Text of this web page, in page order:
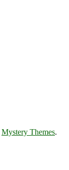
Mystery Themes.